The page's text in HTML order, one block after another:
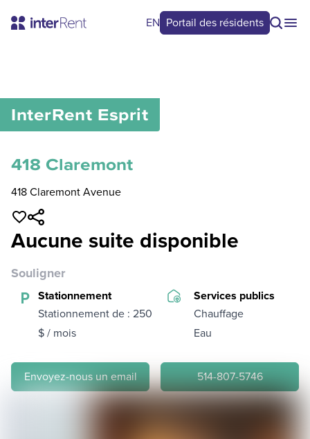
EN Portail des résidents
0/0
InterRent Esprit
418 Claremont
418 Claremont Avenue
Aucune suite disponible
Souligner
Stationnement
Stationnement de : 250
$ / mois
Services publics
Chauffage
Eau
Envoyez-nous un email 514-807-5746